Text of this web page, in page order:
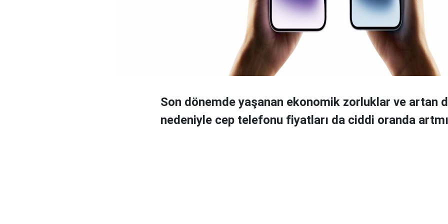
Son dönemde yaşanan ekonomik zorluklar ve artan
nedeniyle cep telefonu fiyatları da ciddi oranda